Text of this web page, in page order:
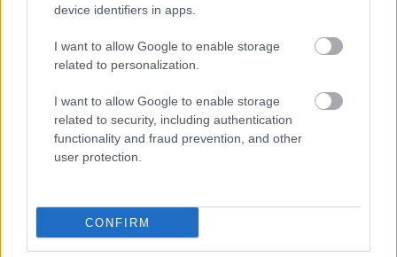
device identifiers in apps.
I want to allow Google to enable storage
related to personalization.
I want to allow Google to enable storage
related to security, including authentication
functionality and fraud prevention, and other
user protection.
CONFIRM
Czy jest różnica między czym z czym
Odmiana:popluszczeczypopluska
Ciekawostki
— Pochodzenie wyrazu
— Tak bardzo nieokolicznik